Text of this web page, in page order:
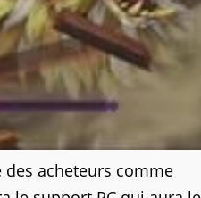
acheteurs comme